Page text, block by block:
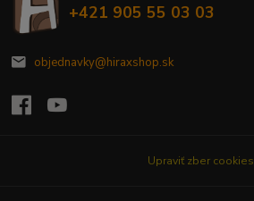
+421 905 55 03 03
objednavky@hiraxshop.sk
Upraviť zber cookies